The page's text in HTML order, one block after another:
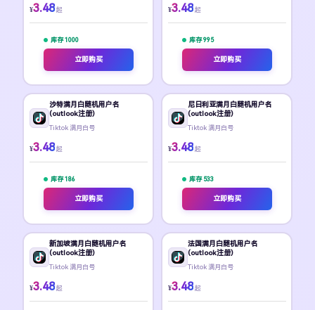
¥3.48 起
库存 1000
立即购买
¥3.48 起
库存 995
立即购买
沙特满月白随机用户名
(outlook注册)
Tiktok 满月白号
¥3.48 起
库存 186
立即购买
尼日利亚满月白随机用户名
(outlook注册)
Tiktok 满月白号
¥3.48 起
库存 533
立即购买
新加坡满月白随机用户名
(outlook注册)
Tiktok 满月白号
¥3.48 起
法国满月白随机用户名
(outlook注册)
Tiktok 满月白号
¥3.48 起